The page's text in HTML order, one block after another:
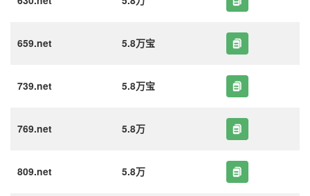
659.net 5.8万宝
739.net 5.8万宝
769.net 5.8万
809.net 5.8万